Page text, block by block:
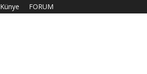
Künye FORUM